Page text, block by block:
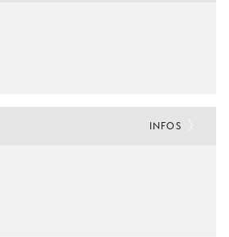
INFOS